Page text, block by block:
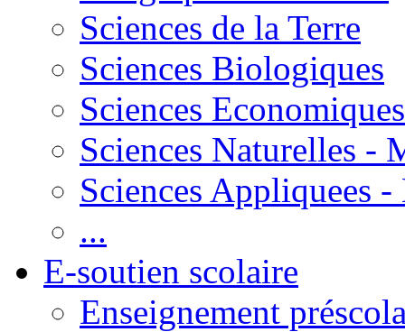
Sciences de la Terre
Sciences Biologiques
Sciences Economiques
Sciences Naturelles -
Sciences Appliquees
...
E-soutien scolaire